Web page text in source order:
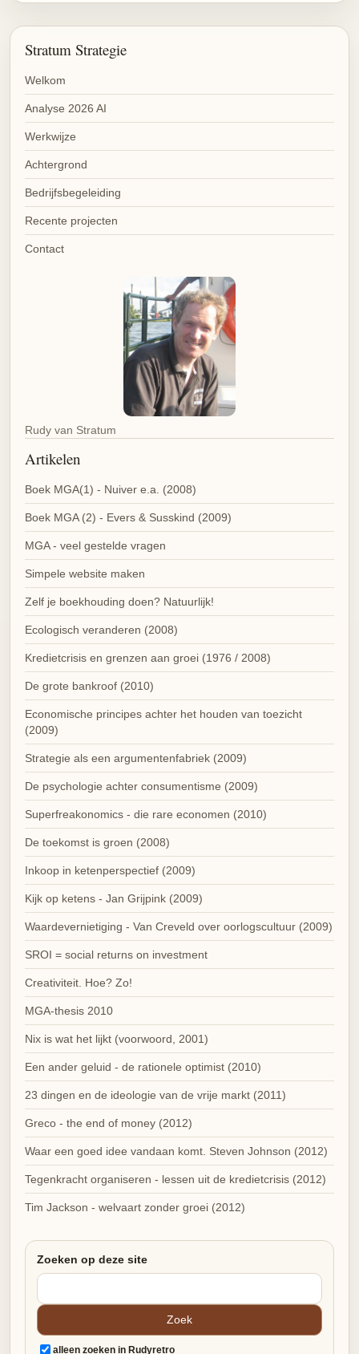
Stratum Strategie
Welkom
Analyse 2026 AI
Werkwijze
Achtergrond
Bedrijfsbegeleiding
Recente projecten
Contact
Rudy van Stratum
Artikelen
Boek MGA(1) - Nuiver e.a. (2008)
Boek MGA (2) - Evers & Susskind (2009)
MGA - veel gestelde vragen
Simpele website maken
Zelf je boekhouding doen? Natuurlijk!
Ecologisch veranderen (2008)
Kredietcrisis en grenzen aan groei (1976 / 2008)
De grote bankroof (2010)
Economische principes achter het houden van toezicht
(2009)
Strategie als een argumentenfabriek (2009)
De psychologie achter consumentisme (2009)
Superfreakonomics - die rare economen (2010)
De toekomst is groen (2008)
Inkoop in ketenperspectief (2009)
Kijk op ketens - Jan Grijpink (2009)
Waardevernietiging - Van Creveld over oorlogscultuur (2009)
SROI = social returns on investment
Creativiteit. Hoe? Zo!
MGA-thesis 2010
Nix is wat het lijkt (voorwoord, 2001)
Een ander geluid - de rationele optimist (2010)
23 dingen en de ideologie van de vrije markt (2011)
Greco - the end of money (2012)
Waar een goed idee vandaan komt. Steven Johnson (2012)
Tegenkracht organiseren - lessen uit de kredietcrisis (2012)
Tim Jackson - welvaart zonder groei (2012)
Zoeken op deze site
alleen zoeken in Rudyretro